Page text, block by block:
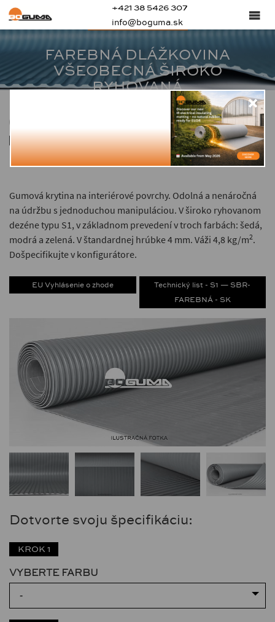
+421 38 5426 307
info@boguma.sk
S1 - SBR - COLOR
FAREBNÁ DLÁŽKOVINA
VŠEOBECNÁ ŠIROKO
RYHOVANÁ
80 ± 5 4 4.5 — 4.8
Gumová krytina na interiérové povrchy. Odolná a nenáročná
na údržbu s jednoduchou manipuláciou. V široko ryhovanom
dezéne typu S1, v základnom prevedení v troch farbách: šedá,
modrá a zelená. V štandardnej hrúbke 4 mm. Váži 4,8 kg/m2.
Došpecifikujte v konfigurátore.
EU Vyhlásenie o zhode
Technický list - S1 — SBR-
FAREBNÁ - SK
Dotvorte svoju špecifikáciu:
KROK 1
VYBERTE FARBU
-